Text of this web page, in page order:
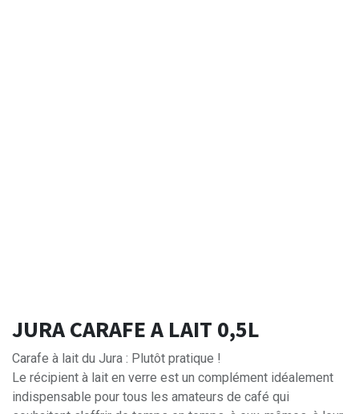
JURA CARAFE A LAIT 0,5L
Carafe à lait du Jura : Plutôt pratique !
Le récipient à lait en verre est un complément idéalement
indispensable pour tous les amateurs de café qui